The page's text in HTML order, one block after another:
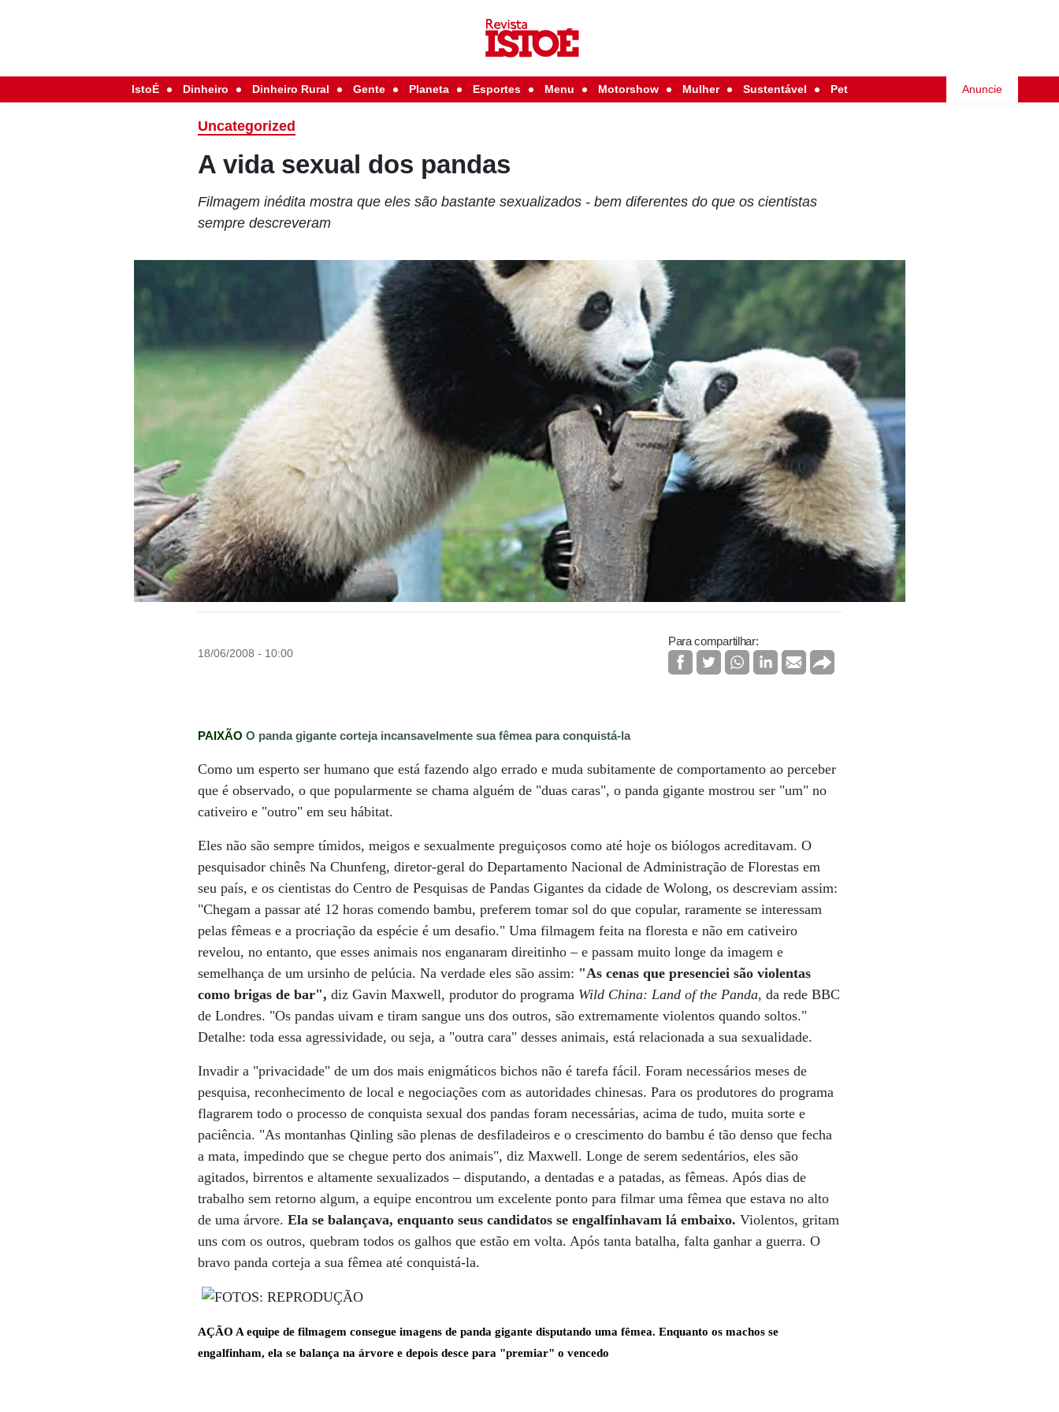
IstoÉ Dinheiro Dinheiro Rural Gente Planeta Esportes Menu Motorshow Mulher Sustentável Pet Anuncie
Uncategorized
A vida sexual dos pandas
Filmagem inédita mostra que eles são bastante sexualizados - bem diferentes do que os cientistas
sempre descreveram
18/06/2008 - 10:00
Para compartilhar:
PAIXÃO O panda gigante corteja incansavelmente sua fêmea para conquistá-la
Como um esperto ser humano que está fazendo algo errado e muda subitamente de comportamento ao perceber
que é observado, o que popularmente se chama alguém de "duas caras", o panda gigante mostrou ser "um" no
cativeiro e "outro" em seu hábitat.
Eles não são sempre tímidos, meigos e sexualmente preguiçosos como até hoje os biólogos acreditavam. O
pesquisador chinês Na Chunfeng, diretor-geral do Departamento Nacional de Administração de Florestas em
seu país, e os cientistas do Centro de Pesquisas de Pandas Gigantes da cidade de Wolong, os descreviam assim:
"Chegam a passar até 12 horas comendo bambu, preferem tomar sol do que copular, raramente se interessam
pelas fêmeas e a procriação da espécie é um desafio." Uma filmagem feita na floresta e não em cativeiro
revelou, no entanto, que esses animais nos enganaram direitinho – e passam muito longe da imagem e
semelhança de um ursinho de pelúcia. Na verdade eles são assim: "As cenas que presenciei são violentas
como brigas de bar",diz Gavin Maxwell, produtor do programa Wild China: Land of the Panda, da rede BBC
de Londres. "Os pandas uivam e tiram sangue uns dos outros, são extremamente violentos quando soltos."
Detalhe: toda essa agressividade, ou seja, a "outra cara" desses animais, está relacionada a sua sexualidade.
Invadir a "privacidade" de um dos mais enigmáticos bichos não é tarefa fácil. Foram necessários meses de
pesquisa, reconhecimento de local e negociações com as autoridades chinesas. Para os produtores do programa
flagrarem todo o processo de conquista sexual dos pandas foram necessárias, acima de tudo, muita sorte e
paciência. "As montanhas Qinling são plenas de desfiladeiros e o crescimento do bambu é tão denso que fecha
a mata, impedindo que se chegue perto dos animais", diz Maxwell. Longe de serem sedentários, eles são
agitados, birrentos e altamente sexualizados – disputando, a dentadas e a patadas, as fêmeas. Após dias de
trabalho sem retorno algum, a equipe encontrou um excelente ponto para filmar uma fêmea que estava no alto
de uma árvore.Ela se balançava, enquanto seus candidatos se engalfinhavam lá embaixo. Violentos, gritam
uns com os outros, quebram todos os galhos que estão em volta. Após tanta batalha, falta ganhar a guerra. O
bravo panda corteja a sua fêmea até conquistá-la.
AÇÃO A equipe de filmagem consegue imagens de panda gigante disputando uma fêmea. Enquanto os machos se
engalfinham, ela se balança na árvore e depois desce para "premiar" o vencedo